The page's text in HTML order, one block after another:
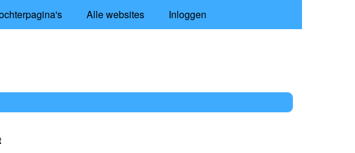
Alle websites Inloggen